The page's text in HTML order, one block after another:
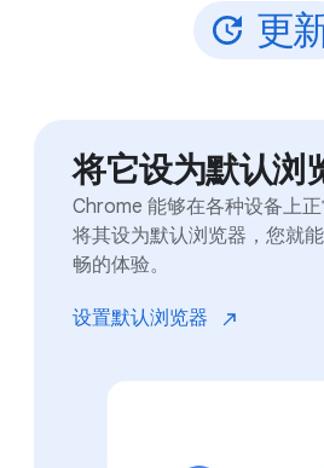
更
将它设为默认浏
Chrome 能够在各种设备上
将其设为默认浏览器，您就
畅的体验。
设置默认浏览器